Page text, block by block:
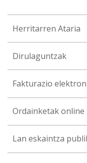
Herritarren Ataria
Dirulaguntzak
Fakturazio
Ordainketak online
Lan eskaintza